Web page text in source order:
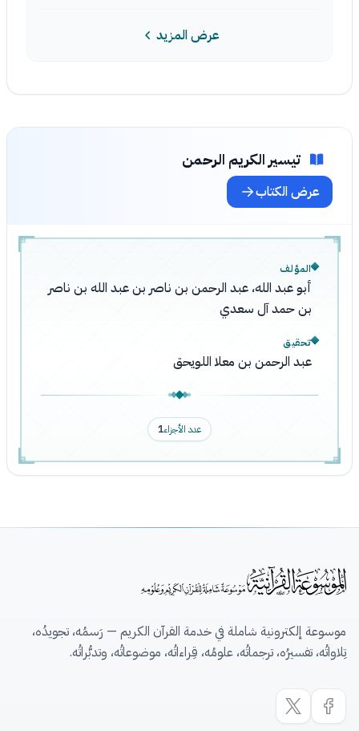
عرض المزيد
تيسير الكريم الرحمن
عرض الكتاب
المؤلف
أبو عبد الله، عبد الرحمن بن ناصر بن عبد الله بن ناصر
بن حمد آل سعدي
تحقيق
عبد الرحمن بن معلا اللويحق
عدد الأجزاء1
موسوعة إلكترونية شاملة في خدمة القرآن الكريم — رَسمُه، تجويدُه،
تِلاواتُه، تفسيرُه، ترجماتُه، علومُه، قِراءاتُه، موضوعاتُه، وتدبُّراتُه.